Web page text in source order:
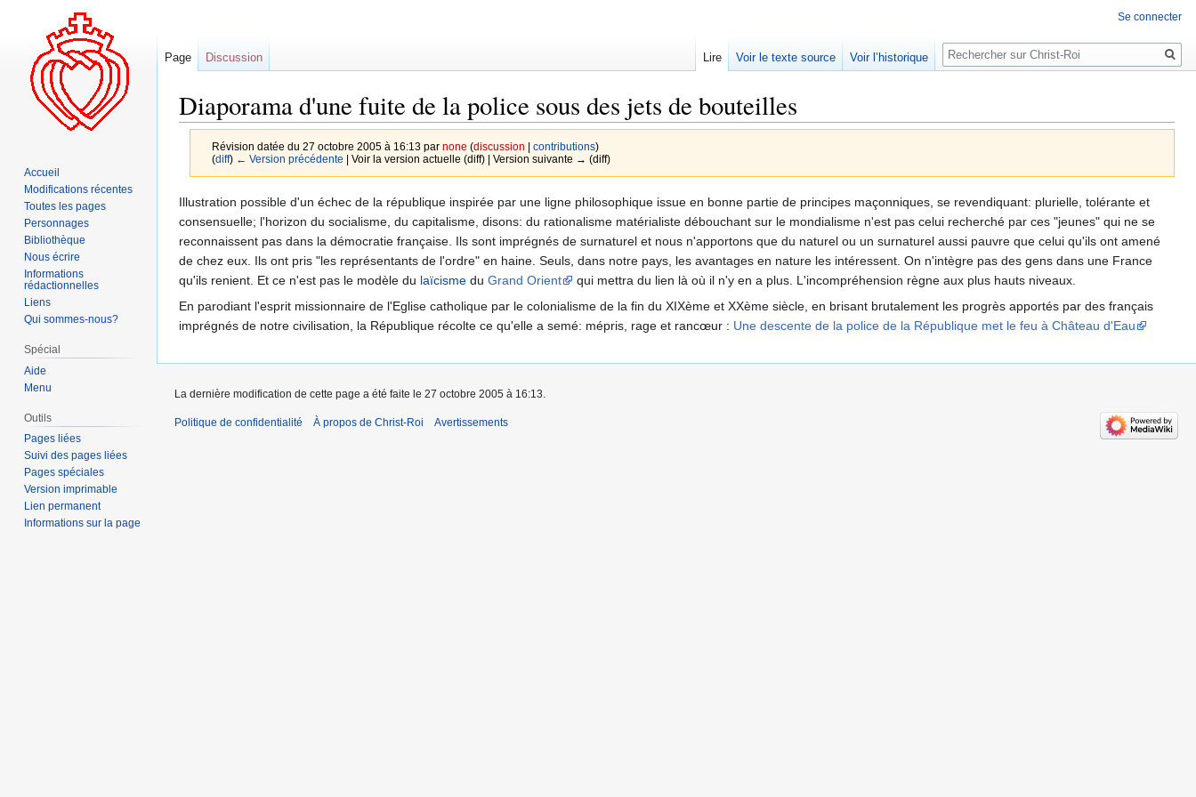
Diaporama d'une fuite de la police sous des jets de bouteilles
Révision datée du 27 octobre 2005 à 16:13 par none (discussion contributions)
(diff) ← Version précédente | Voir la version actuelle (diff) | Version suivante → (diff)
Aller
à
la
navigation
Aller
à
la
recherche
Illustration possible d'un échec de la république inspirée par une ligne philosophique issue en bonne partie de principes maçonniques, se revendiquant: plurielle, tolérante et
consensuelle; l'horizon du socialisme, du capitalisme, disons: du rationalisme matérialiste débouchant sur le mondialisme n'est pas celui recherché par ces "jeunes" qui ne se
reconnaissent pas dans la démocratie française. Ils sont imprégnés de surnaturel et nous n'apportons que du naturel ou un surnaturel aussi pauvre que celui qu'ils ont amené
de chez eux. Ils ont pris "les représentants de l'ordre" en haine. Seuls, dans notre pays, les avantages en nature les intéressent. On n'intègre pas des gens dans une France
qu'ils renient. Et ce n'est pas le modèle du laïcisme du Grand Orient
qui mettra du lien là où il n'y en a plus. L'incompréhension règne aux plus hauts niveaux.
En parodiant l'esprit missionnaire de l'Eglise catholique par le colonialisme de la fin du XIXème et XXème siècle, en brisant brutalement les progrès apportés par des français
imprégnés de notre civilisation, la République récolte ce qu'elle a semé: mépris, rage et rancœur : Une descente de la police de la République met le feu à Château d'Eau
Se connecter
Page Discussion Lire Voir le texte source Voir l’historique
Rechercher
Accueil
Modifications récentes
Toutes les pages
Personnages
Bibliothèque
Nous écrire
Informations
rédactionnelles
Liens
Qui sommes-nous?
Spécial
Aide
Menu
Outils
Pages liées
Suivi des pages liées
Pages spéciales
Version imprimable
Lien permanent
Informations sur la page
La dernière modification de cette page a été faite le 27 octobre 2005 à 16:13.
Politique de confidentialité À propos de Christ-Roi Avertissements